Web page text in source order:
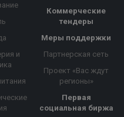
и
Коммерческие
тендеры
Меры поддержки
Партнерская сеть
Проект «Вас ждут
регионы»
Первая
социальная биржа